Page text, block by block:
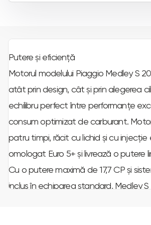
Putere și eficiență
Motorul modelului Piaggio Medley S
atât prin design, cât și prin alegerea
echilibru perfect între performanțe
consum optimizat de carburant.
patru timpi, răcit cu lichid și cu
omologat Euro 5+ și livrează o putere
Cu o putere maximă de 17,7 CP și
inclus în echiparea standard, Medley S